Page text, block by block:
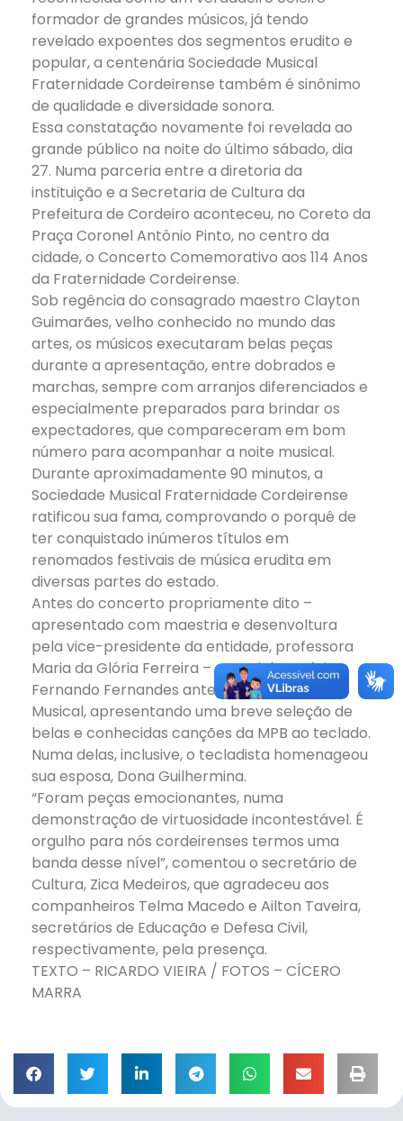
formador de grandes músicos, já tendo
revelado expoentes dos segmentos erudito e
popular, a centenária Sociedade Musical
Fraternidade Cordeirense também é sinônimo
de qualidade e diversidade sonora.
Essa constatação novamente foi revelada ao
grande público na noite do último sábado, dia
27. Numa parceria entre a diretoria da
instituição e a Secretaria de Cultura da
Prefeitura de Cordeiro aconteceu, no Coreto da
Praça Coronel Antônio Pinto, no centro da
cidade, o Concerto Comemorativo aos 114 Anos
da Fraternidade Cordeirense.
Sob regência do consagrado maestro Clayton
Guimarães, velho conhecido no mundo das
artes, os músicos executaram belas peças
durante a apresentação, entre dobrados e
marchas, sempre com arranjos diferenciados e
especialmente preparados para brindar os
expectadores, que compareceram em bom
número para acompanhar a noite musical.
Durante aproximadamente 90 minutos, a
Sociedade Musical Fraternidade Cordeirense
ratificou sua fama, comprovando o porquê de
ter conquistado inúmeros títulos em
renomados festivais de música erudita em
diversas partes do estado.
Antes do concerto propriamente dito –
apresentado com maestria e desenvoltura
pela vice-presidente da entidade, professora
Maria da Glória Ferreira – o também músico
Fernando Fernandes antecedeu à Sociedade
Musical, apresentando uma breve seleção de
belas e conhecidas canções da MPB ao teclado.
Numa delas, inclusive, o tecladista homenageou
sua esposa, Dona Guilhermina.
“Foram peças emocionantes, numa
demonstração de virtuosidade incontestável. É
orgulho para nós cordeirenses termos uma
banda desse nível”, comentou o secretário de
Cultura, Zica Medeiros, que agradeceu aos
companheiros Telma Macedo e Ailton Taveira,
secretários de Educação e Defesa Civil,
respectivamente, pela presença.
TEXTO – RICARDO VIEIRA / FOTOS – CÍCERO
MARRA